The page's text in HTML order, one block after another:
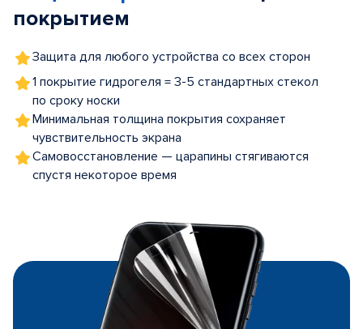
покрытием
Защита для любого устройства со всех сторон
1 покрытие гидрогеля = 3-5 стандартных стекол
по сроку носки
Минимальная толщина покрытия сохраняет
чувствительность экрана
Самовосстановление — царапины стягиваются
спустя некоторое время